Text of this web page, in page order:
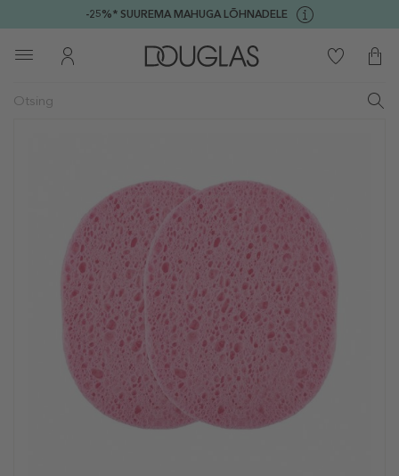
-25%* SUUREMA MAHUGA LÕHNADELE